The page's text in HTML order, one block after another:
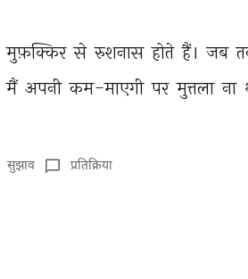
मुफ़क्किर से रुशनास होते हैं। जब
मैं अपनी कम-माएगी पर मुत्तला ना
सुझाव प्रतिक्रिया